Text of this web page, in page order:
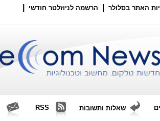
האתר בסלולר הרשמה לניוזלטר חודשי
שאלות ותשובות RSS